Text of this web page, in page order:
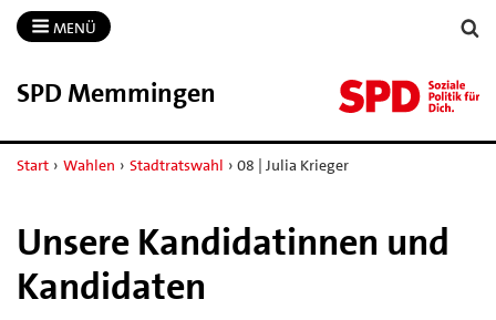
MENÜ
SPD Memmingen
Start › Wahlen › Stadtratswahl › 08 | Julia Krieger
Unsere Kandidatinnen und
Kandidaten